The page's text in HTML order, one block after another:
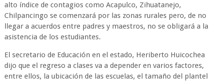
alto índice de contagios como Acapulco, Zihuatanejo,
Chilpancingo se comenzará por las zonas rurales pero, de no
llegar a acuerdos entre padres y maestros, no se obligará a la
asistencia de los estudiantes.
El secretario de Educación en el estado, Heriberto Huicochea
dijo que el regreso a clases va a depender en varios factores,
entre ellos, la ubicación de las escuelas, el tamaño del plantel